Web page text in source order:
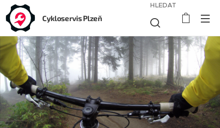
Cykloservis Plzeň
HLEDAT